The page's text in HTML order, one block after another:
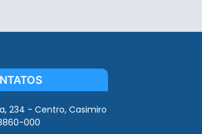
234 - Centro, Casimiro
000